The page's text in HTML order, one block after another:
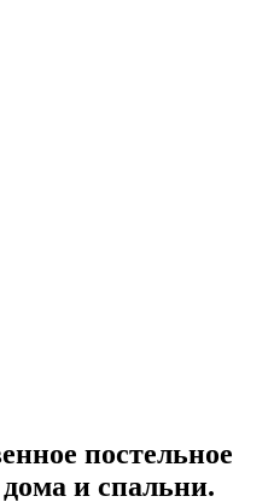
постельное
и спальни.